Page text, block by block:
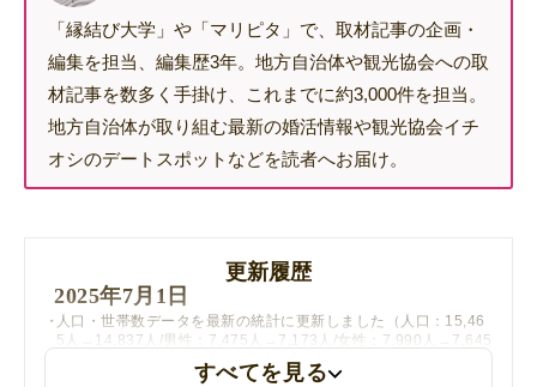
「縁結び大学」や「マリピタ」で、取材記事の企画・
編集を担当、編集歴3年。地方自治体や観光協会への取
材記事を数多く手掛け、これまでに約3,000件を担当。
地方自治体が取り組む最新の婚活情報や観光協会イチ
オシのデートスポットなどを読者へお届け。
更新履歴
2025年7月1日
人口・世帯数データを最新の統計に更新しました（人口：15,46
5人→14,837人/男性：7,475人→7,173人/女性：7,990人→7,645
人/世帯数：6,403世帯→6,366世帯/2023年4月30日時点→2025
すべてを見る